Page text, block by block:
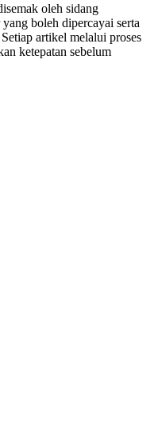
oleh sidang
boleh dipercayai serta
artikel melalui proses
ketepatan sebelum